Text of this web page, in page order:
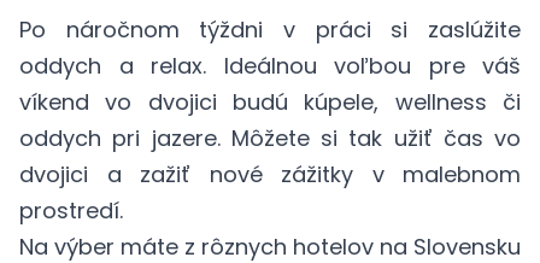
Po náročnom týždni v práci si zaslúžite
oddych a relax. Ideálnou voľbou pre váš
víkend vo dvojici budú kúpele, wellness či
oddych pri jazere. Môžete si tak užiť čas vo
dvojici a zažiť nové zážitky v malebnom
prostredí.
Na výber máte z rôznych hotelov na Slovensku